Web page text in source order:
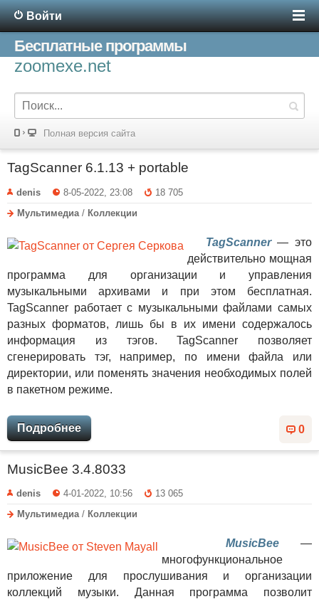
Войти
Бесплатные программы
zoomexe.net
Полная версия сайта
TagScanner 6.1.13 + portable
denis 8-05-2022, 23:08
18 705
Мультимедиа / Коллекции
TagScanner— это
действительно мощная
программа для организации и управления
музыкальными архивами и при этом бесплатная.
TagScanner работает с музыкальными файлами самых
разных форматов, лишь бы в их имени содержалось
информация из тэгов. TagScanner позволяет
сгенерировать тэг, например, по имени файла или
директории, или поменять значения необходимых полей
в пакетном режиме.
0
Подробнее
MusicBee 3.4.8033
denis 4-01-2022, 10:56
13 065
Мультимедиа/ Коллекции
MusicBee —
многофункциональное
приложение для прослушивания и организации
коллекций музыки. Данная программа позволит